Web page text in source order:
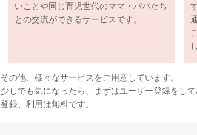
いことや同じ育児世代のママ・パパたち
との交流ができるサービスです。
その他、様々なサービスをご用意しています。
少しでも気になったら、まずはユーザー登録をして
登録、利用は無料です。